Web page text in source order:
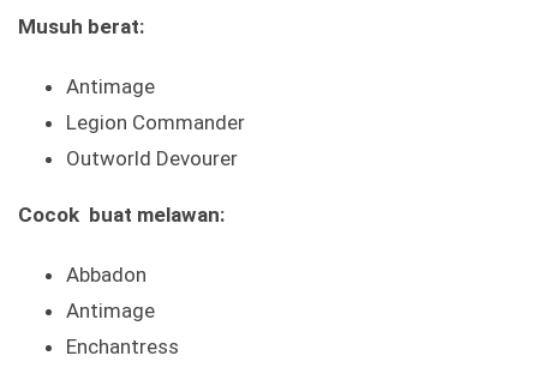
Musuh berat:
Antimage
Legion Commander
Outworld Devourer
Cocok buat melawan:
Abbadon
Antimage
Enchantress